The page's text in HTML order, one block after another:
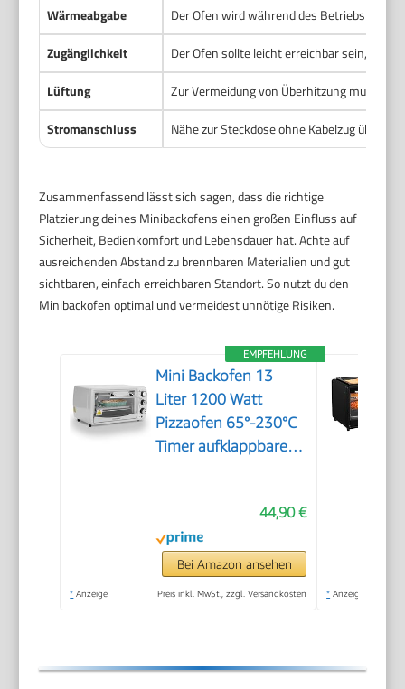
Wärmeabgabe
Der Ofen wird während des Betriebs heiß
Zugänglichkeit
Der Ofen sollte leicht erreichbar sein,
Lüftung
Zur Vermeidung von Überhitzung muss
Stromanschluss
Nähe zur Steckdose ohne Kabelzug über
Zusammenfassend lässt sich sagen, dass die richtige
Platzierung deines Minibackofens einen großen Einfluss auf
Sicherheit, Bedienkomfort und Lebensdauer hat. Achte auf
ausreichenden Abstand zu brennbaren Materialien und gut
sichtbaren, einfach erreichbaren Standort. So nutzt du den
Minibackofen optimal und vermeidest unnötige Risiken.
EMPFEHLUNG
Mini Backofen 13
Liter 1200 Watt
Pizzaofen 65°-230°C
Timer aufklappbares
44,90 €
Bei Amazon ansehen
* Anzeige Preis inkl. MwSt., zzgl. Versandkosten * Anzeige